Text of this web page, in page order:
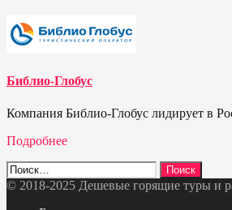
Библио-Глобус
Компания Библио-Глобус лидирует в
Подробнее
Найти:
© 2018-2025 Дешевые горящие туры и